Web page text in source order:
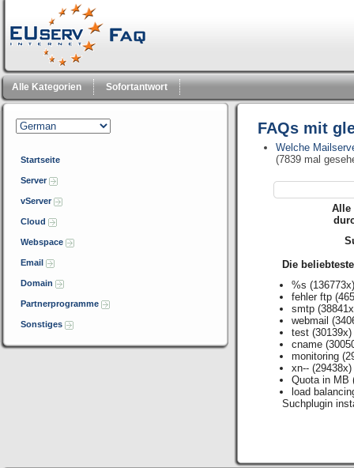
Alle Kategorien Sofortantwort
Startseite
Server
vServer
Cloud
Webspace
Email
Domain
Partnerprogramme
Sonstiges
FAQs mit
Welche
(7839 mal
Alle
Die
%s
fehler ftp
smtp
webmail
test (30139x)
cname
monitoring
xn-- (29438x)
Quota in MB
load
Suchplugin